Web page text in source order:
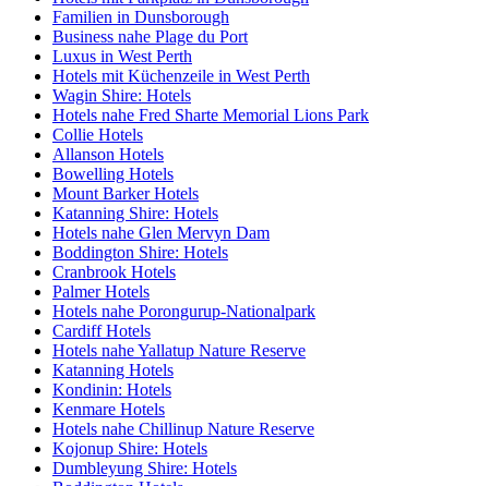
Familien in Dunsborough
Business nahe Plage du Port
Luxus in West Perth
Hotels mit Küchenzeile in West Perth
Wagin Shire: Hotels
Hotels nahe Fred Sharte Memorial Lions Park
Collie Hotels
Allanson Hotels
Bowelling Hotels
Mount Barker Hotels
Katanning Shire: Hotels
Hotels nahe Glen Mervyn Dam
Boddington Shire: Hotels
Cranbrook Hotels
Palmer Hotels
Hotels nahe Porongurup-Nationalpark
Cardiff Hotels
Hotels nahe Yallatup Nature Reserve
Katanning Hotels
Kondinin: Hotels
Kenmare Hotels
Hotels nahe Chillinup Nature Reserve
Kojonup Shire: Hotels
Dumbleyung Shire: Hotels